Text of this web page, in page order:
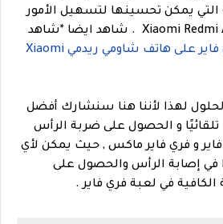
التي يمكن تحسينها لتسهيل الأمور
شاهد ايضا *شاهد
اختبار لعبة فري فاير على هاتف شاومي ريدمي Xiaomi
لهذا لأننا هنا سنشارك أفضل
و الحصول على ضربة الرأس
فاير و فري فاير ماكس , حيث يمكن لأي
إصابة الرأس والحصول على
في لعبة فري فاير .